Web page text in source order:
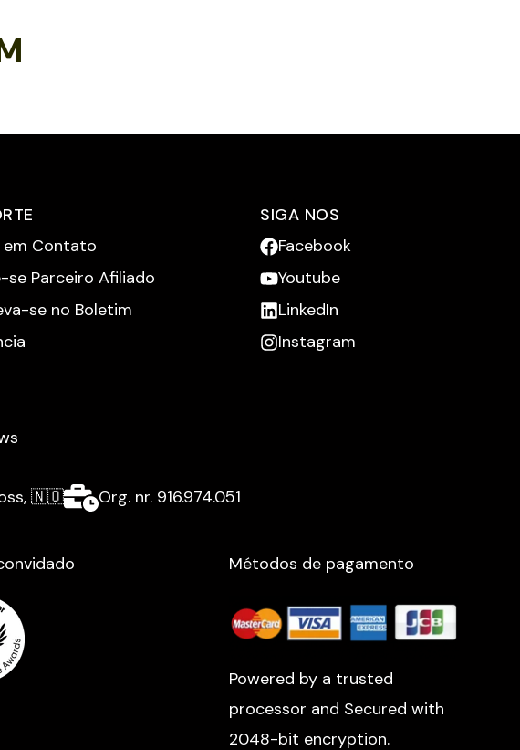
em Contato
se Parceiro Afiliado
se no Boletim
SIGA NOS
Facebook
Youtube
LinkedIn
Instagram
🇳🇴 Org. nr. 916.974.051
Métodos de pagamento
Powered by a trusted
processor and Secured with
2048-bit encryption.